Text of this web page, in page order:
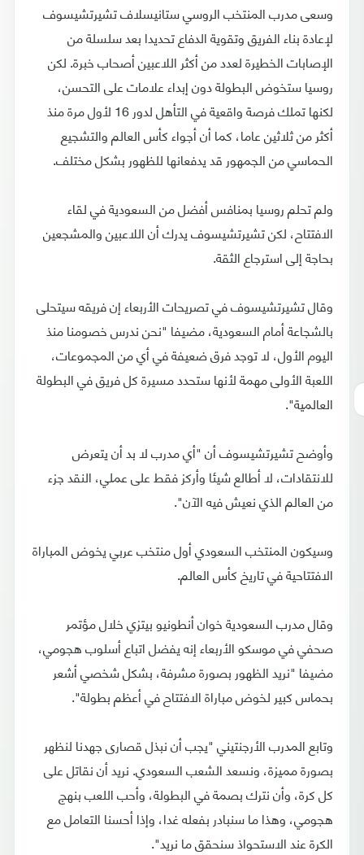
وسعى مدرب المنتخب الروسي ستانيسلاف تشيرتشيسوف
لإعادة بناء الفريق وتقوية الدفاع تحديدا بعد سلسلة من
الإصابات الخطيرة لعدد من أكثر اللاعبين أصحاب خبرة. لكن
روسيا ستخوض البطولة دون إبداء علامات على التحسن،
لكنها تملك فرصة واقعية في التأهل لدور 16 لأول مرة منذ
أكثر من ثلاثين عاما، كما أن أجواء كأس العالم والتشجيع
الحماسي من الجمهور قد يدفعانها للظهور بشكل مختلف.
ولم تحلم روسيا بمنافس أفضل من السعودية في لقاء
الافتتاح، لكن تشيرتشيسوف يدرك أن اللاعبين والمشجعين
بحاجة إلى استرجاع الثقة.
وقال تشيرتشيسوف في تصريحات الأربعاء إن فريقه سيتحلى
بالشجاعة أمام السعودية، مضيفا "نحن ندرس خصومنا منذ
اليوم الأول، لا توجد فرق ضعيفة في أي من المجموعات،
اللعبة الأولى مهمة لأنها ستحدد مسيرة كل فريق في البطولة
العالمية".
وأوضح تشيرتشيسوف أن "أي مدرب لا بد أن يتعرض
للانتقادات، لا أطالع شيئا وأركز فقط على عملي، النقد جزء
من العالم الذي نعيش فيه الآن".
وسيكون المنتخب السعودي أول منتخب عربي يخوض المباراة
الافتتاحية في تاريخ كأس العالم.
وقال مدرب السعودية خوان أنطونيو بيتزي خلال مؤتمر
صحفي في موسكو الأربعاء إنه يفضل اتباع أسلوب هجومي،
مضيفا "نريد الظهور بصورة مشرفة، بشكل شخصي أشعر
بحماس كبير لخوض مباراة الافتتاح في أعظم بطولة".
وتابع المدرب الأرجنتيني "يجب أن نبذل قصارى جهدنا لنظهر
بصورة مميزة، ونسعد الشعب السعودي. نريد أن نقاتل على
كل كرة، وأن نترك بصمة في البطولة، وأحب اللعب بنهج
هجومي، وهذا ما سنبادر بفعله غدا، وإذا أحسنا التعامل مع
الكرة عند الاستحواذ سنحقق ما نريد".